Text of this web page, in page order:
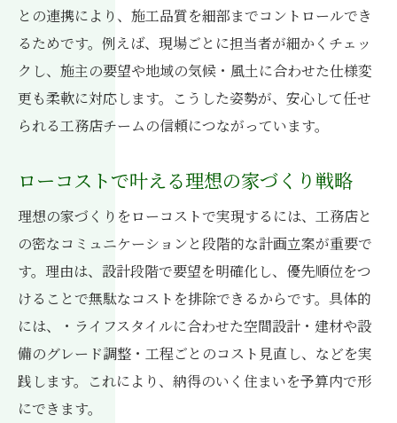
との連携により、施工品質を細部までコントロールでき
るためです。例えば、現場ごとに担当者が細かくチェッ
クし、施主の要望や地域の気候・風土に合わせた仕様変
更も柔軟に対応します。こうした姿勢が、安心して任せ
られる工務店チームの信頼につながっています。
ローコストで叶える理想の家づくり戦略
理想の家づくりをローコストで実現するには、工務店と
の密なコミュニケーションと段階的な計画立案が重要で
す。理由は、設計段階で要望を明確化し、優先順位をつ
けることで無駄なコストを排除できるからです。具体的
には、・ライフスタイルに合わせた空間設計・建材や設
備のグレード調整・工程ごとのコスト見直し、などを実
践します。これにより、納得のいく住まいを予算内で形
にできます。